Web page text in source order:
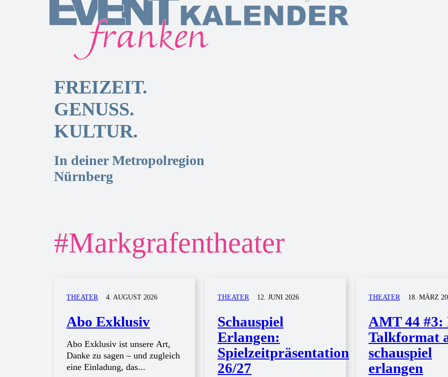
FREIZEIT.
GENUSS.
KULTUR.
In deiner Metropolregion
Nürnberg
#Markgrafentheater
THEATER 4. AUGUST 2026
Abo Exklusiv
Abo Exklusiv ist unsere Art,
Danke zu sagen – und zugleich
eine Einladung, das...
THEATER 12. JUNI 2026
Schauspiel
Erlangen:
Spielzeitpräsentation
26/27
THEATER 18. MÄRZ
AMT 44 #3:
Talkformat
schauspiel
erlangen